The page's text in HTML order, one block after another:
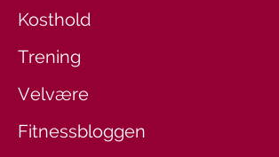
Kosthold
Trening
Velvære
Fitnessbloggen